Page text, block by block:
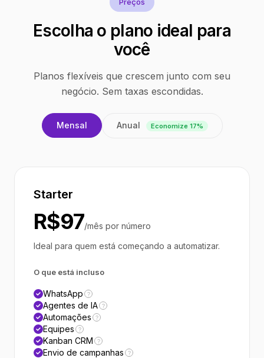
Escolha o plano ideal para
você
Planos flexíveis que crescem junto com seu
negócio. Sem taxas escondidas.
Mensal Anual Economize 17%
Starter
R$97/mês por número
Ideal para quem está começando a automatizar.
O que está incluso
WhatsApp ?
Agentes de IA ?
Automações ?
Equipes ?
Kanban CRM ?
Envio de campanhas ?